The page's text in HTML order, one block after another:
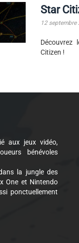
Star
12 septembre
Découvrez
Citizen !
aux jeux vidéo,
bénévoles
la jungle des
One et Nintendo
ponctuellement